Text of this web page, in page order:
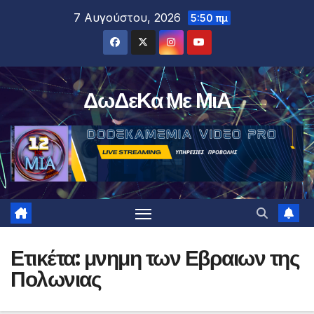
7 Αυγούστου, 2026 5:50 πμ
ΔωΔεΚα Με ΜιΑ
Ετικέτα: μνημη των Εβραιων της
Πολωνιας